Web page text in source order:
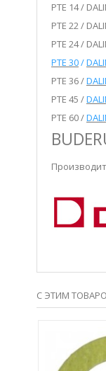
PTE 14 /
PTE 22 /
PTE 24 /
PTE 30/
PTE 36 /
PTE 45 /
PTE 60 /
С ЭТИМ